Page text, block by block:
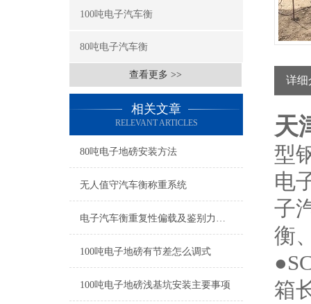
100吨电子汽车衡
80吨电子汽车衡
查看更多 >>
相关文章
RELEVANT ARTICLES
80吨电子地磅安装方法
无人值守汽车衡称重系统
电子汽车衡重复性偏载及鉴别力误差检定
100吨电子地磅有节差怎么调式
100吨电子地磅浅基坑安装主要事项
详细
天
型
电
子
衡
箱